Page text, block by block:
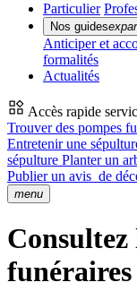
Particulier
Nos guides
Anticiper et
formalités
Actualités
Accès rapide
Trouver des pompes
Entretenir une
sépulture Planter un
Publier un avis de
menu
Consultez